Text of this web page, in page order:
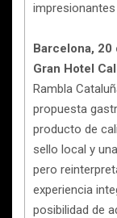
Barcelona, 20
Gran Hotel
Rambla
propuesta
producto de
sello local y
pero
experiencia
posibilidad de